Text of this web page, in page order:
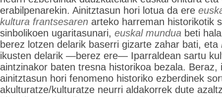
erabilpenarekin. Ainitztasun hori lotua da ere
kultura frantsesaren arteko harreman historikotik
sinbolikoen ugaritasunari, euskal mundua beti
berez lotzen delarik baserri gizarte zahar bati, eta
ikusten delarik —berez ere— Iparraldean sartu
aintzinakor baten tresna historikoa bezala. Beraz,
ainitztasun hori fenomeno historiko ezberdinek
akulturatze/kulturatze neurri aldakorrek dute